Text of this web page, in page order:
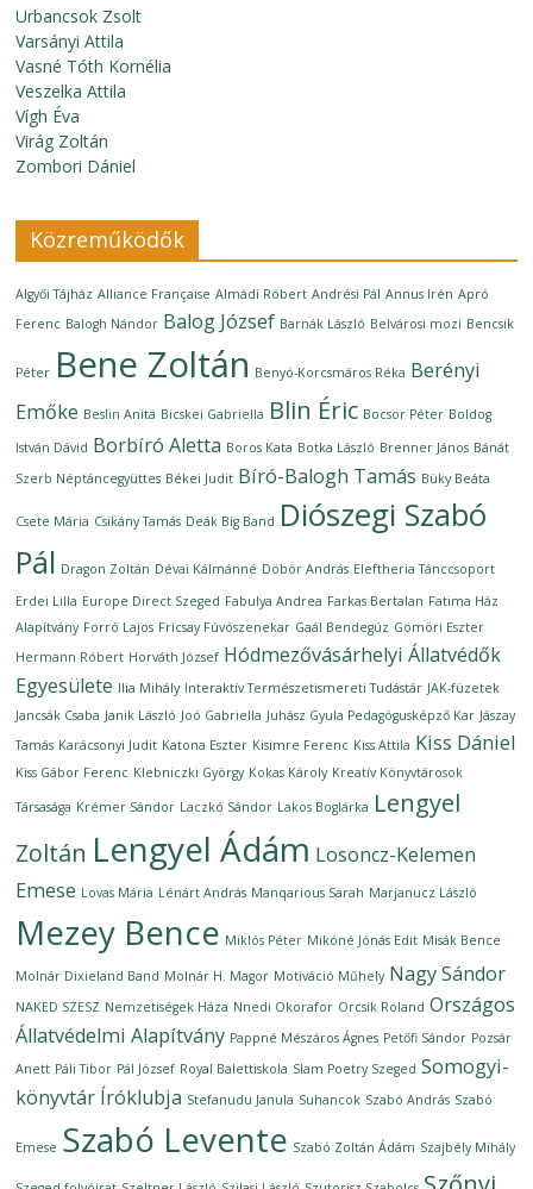
Urbancsok Zsolt
Varsányi Attila
Vasné Tóth Kornélia
Veszelka Attila
Vígh Éva
Virág Zoltán
Zombori Dániel
Közreműködők
Algyői Tájház Alliance Française Almádi Róbert Andrési Pál Annus Irén Apró
Ferenc Balogh Nándor Balog József Barnák László Belvárosi mozi Bencsik
Péter Bene Zoltán Benyó-Korcsmáros Réka Berényi
Emőke Beslin Anita Bicskei Gabriella Blin Éric Bocsor Péter Boldog
István Dávid Borbíró Aletta Boros Kata Botka László Brenner János Bánát
Szerb Néptáncegyüttes Békei Judit Bíró-Balogh Tamás Büky Beáta
Csete Mária Csikány Tamás Deák Big Band Diószegi Szabó
Pál Dragon Zoltán Dévai Kálmánné Döbör András Eleftheria Tánccsoport
Erdei Lilla Europe Direct Szeged Fabulya Andrea Farkas Bertalan Fatima Ház
Alapítvány Forró Lajos Fricsay Fúvószenekar Gaál Bendegúz Gömöri Eszter
Hermann Róbert Horváth József Hódmezővásárhelyi Állatvédők
Egyesülete Ilia Mihály Interaktív Természetismereti Tudástár JAK-füzetek
Jancsák Csaba Janik László Joó Gabriella Juhász Gyula Pedagógusképző Kar Jászay
Tamás Karácsonyi Judit Katona Eszter Kisimre Ferenc Kiss Attila Kiss Dániel
Kiss Gábor Ferenc Klebniczki György Kokas Károly Kreatív Könyvtárosok
Társasága Krémer Sándor Laczkó Sándor Lakos Boglárka Lengyel
Zoltán Lengyel Ádám Losoncz-Kelemen
Emese Lovas Mária Lénárt András Manqarious Sarah Marjanucz László
Mezey Bence Miklós Péter Mikóné Jónás Edit Misák Bence
Molnár Dixieland Band Molnár H. Magor Motiváció Műhely Nagy Sándor
NAKED SZESZ Nemzetiségek Háza Nnedi Okorafor Orcsik Roland Országos
Állatvédelmi Alapítvány Pappné Mészáros Ágnes Petőfi Sándor Pozsár
Anett Páli Tibor Pál József Royal Balettiskola Slam Poetry Szeged Somogyi-
könyvtár Íróklubja Stefanudu Janula Suhancok Szabó András Szabó
Emese Szabó Levente Szabó Zoltán Ádám Szajbély Mihály